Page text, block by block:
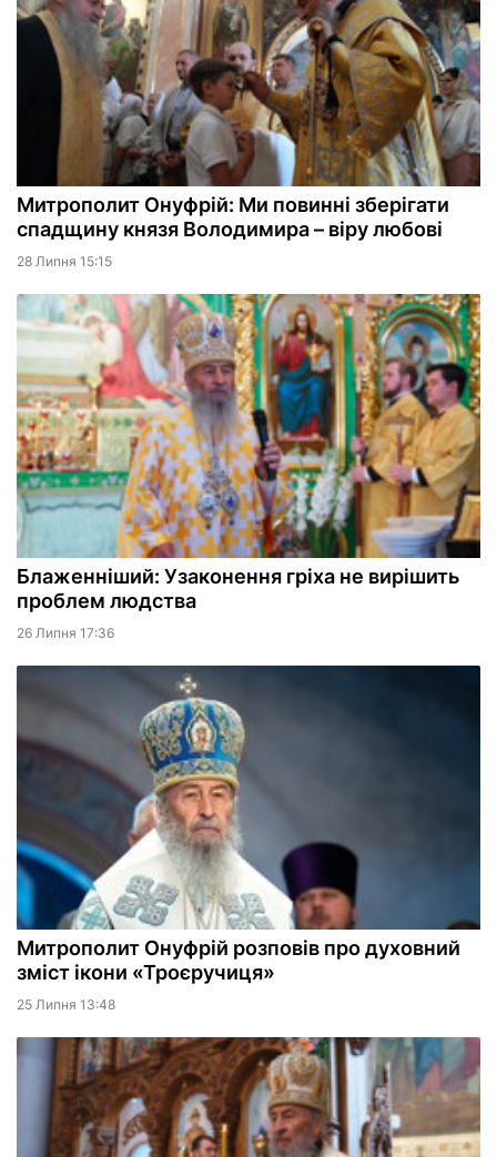
Митрополит Онуфрій: Ми повинні зберігати
спадщину князя Володимира – віру любові
28 Липня 15:15
Блаженніший: Узаконення гріха не вирішить
проблем людства
26 Липня 17:36
Митрополит Онуфрій розповів про духовний
зміст ікони «Троєручиця»
25 Липня 13:48